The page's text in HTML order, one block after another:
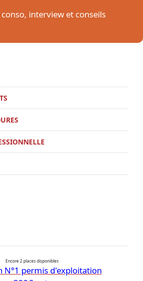
interview et conseils
Encore 2 places disponibles
N°1 permis d'exploitation